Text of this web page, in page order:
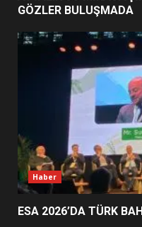
5
GÖZLER BULUŞMADA
Haber
ESA 2026’DA TÜRK